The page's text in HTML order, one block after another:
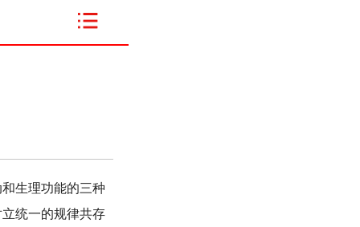
生理功能的三种
统一的规律共存